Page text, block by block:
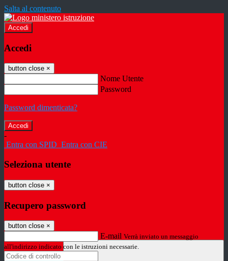
Salta al contenuto
Accedi
Accedi
button close ×
Nome Utente
Password
Password dimenticata?
-
Entra con SPID Entra con CIE
Seleziona utente
button close ×
Recupero password
button close ×
E-mail Verrà inviato un messaggio
all'indirizzo indicato con le istruzioni necessarie.